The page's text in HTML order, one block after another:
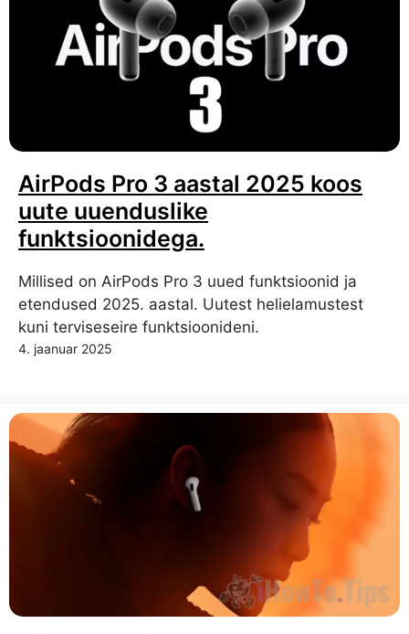
AirPods Pro 3 aastal 2025 koos
uute uuenduslike
funktsioonidega.
Millised on AirPods Pro 3 uued funktsioonid ja
etendused 2025. aastal. Uutest helielamustest
kuni terviseseire funktsioonideni.
4. jaanuar 2025